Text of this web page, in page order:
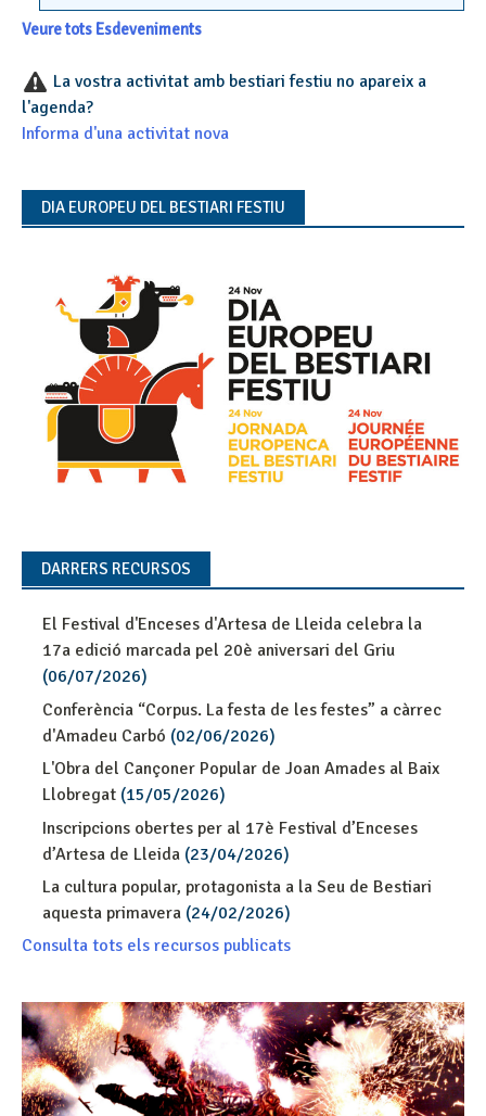
Veure tots Esdeveniments
La vostra activitat amb bestiari festiu no apareix a
l'agenda?
Informa d'una activitat nova
DIA EUROPEU DEL BESTIARI FESTIU
DARRERS RECURSOS
El Festival d'Enceses d'Artesa de Lleida celebra la
17a edició marcada pel 20è aniversari del Griu
(06/07/2026)
Conferència “Corpus. La festa de les festes” a càrrec
d'Amadeu Carbó (02/06/2026)
L'Obra del Cançoner Popular de Joan Amades al Baix
Llobregat (15/05/2026)
Inscripcions obertes per al 17è Festival d’Enceses
d’Artesa de Lleida (23/04/2026)
La cultura popular, protagonista a la Seu de Bestiari
aquesta primavera (24/02/2026)
Consulta tots els recursos publicats